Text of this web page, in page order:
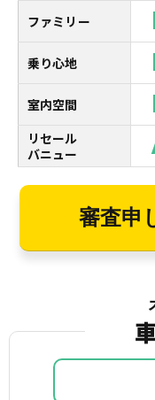
ファミリー
乗り心地
室内空間
リセール
バニュー
審査申